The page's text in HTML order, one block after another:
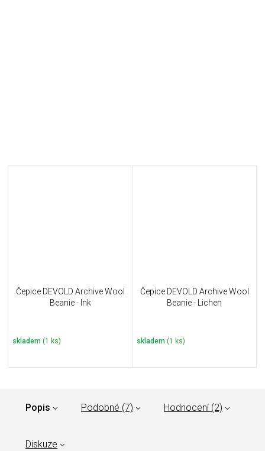
Čepice DEVOLD Archive Wool
Beanie - Ink
skladem (1 ks)
Čepice DEVOLD Archive Wool
Beanie - Lichen
skladem (1 ks)
Popis Podobné (7) Hodnocení (2)
Diskuze